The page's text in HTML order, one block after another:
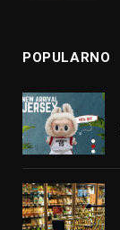
POPULARNO